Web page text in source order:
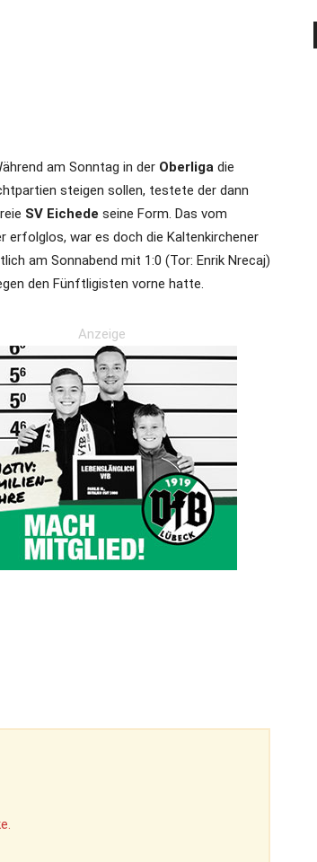
für
Region
Lübeck
am Sonntag in der Oberliga die
steigen sollen, testete der dann
SV Eichede seine Form. Das vom
erfolglos, war es doch die Kaltenkirchener
am Sonnabend mit 1:0 (Tor: Enrik Nrecaj)
den Fünftligisten vorne hatte.
Anzeige